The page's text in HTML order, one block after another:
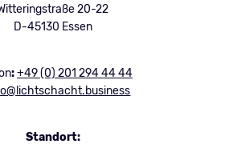
20-22
D-45130 Essen
:+49 (0) 201 294 44 44
Standort: